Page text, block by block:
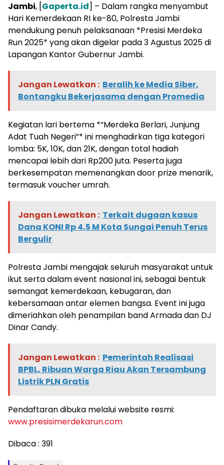
Jambi, [Gaperta.id] – Dalam rangka menyambut
Hari Kemerdekaan RI ke-80, Polresta Jambi
mendukung penuh pelaksanaan *Presisi Merdeka
Run 2025* yang akan digelar pada 3 Agustus 2025 di
Lapangan Kantor Gubernur Jambi.
Jangan Lewatkan : Beralih ke Media Siber,
Bontangku Bekerjasama dengan Promedia
Kegiatan lari bertema *“Merdeka Berlari, Junjung
Adat Tuah Negeri”* ini menghadirkan tiga kategori
lomba: 5K, 10K, dan 21K, dengan total hadiah
mencapai lebih dari Rp200 juta. Peserta juga
berkesempatan memenangkan door prize menarik,
termasuk voucher umrah.
Jangan Lewatkan : Terkait dugaan kasus
Dana KONI Rp 4,5 M Kota Sungai Penuh Terus
Bergulir
Polresta Jambi mengajak seluruh masyarakat untuk
ikut serta dalam event nasional ini, sebagai bentuk
semangat kemerdekaan, kebugaran, dan
kebersamaan antar elemen bangsa. Event ini juga
dimeriahkan oleh penampilan band Armada dan DJ
Dinar Candy.
Jangan Lewatkan : Pemerintah Realisasi
BPBL, Ribuan Warga Riau Akan Tersambung
Listrik PLN Gratis
Pendaftaran dibuka melalui website resmi:
www.presisimerdekarun.com
Dibaca : 391